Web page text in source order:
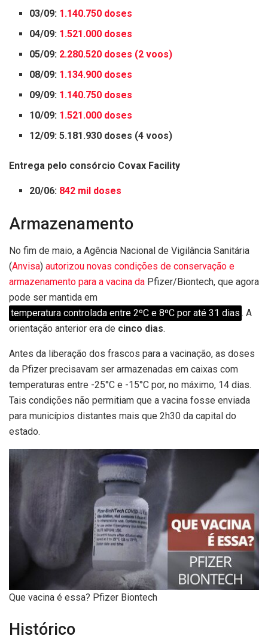
03/09: 1.140.750 doses
04/09: 1.521.000 doses
05/09: 2.280.520 doses (2 voos)
08/09: 1.134.900 doses
09/09: 1.140.750 doses
10/09: 1.521.000 doses
12/09: 5.181.930 doses (4 voos)
Entrega pelo consórcio Covax Facility
20/06: 842 mil doses
Armazenamento
No fim de maio, a Agência Nacional de Vigilância Sanitária
(Anvisa) autorizou novas condições de conservação e
armazenamento para a vacina da Pfizer/Biontech, que agora
pode ser mantida em
temperatura controlada entre 2ºC e 8ºC por até 31 dias . A
orientação anterior era de cinco dias.
Antes da liberação dos frascos para a vacinação, as doses
da Pfizer precisavam ser armazenadas em caixas com
temperaturas entre -25°C e -15°C por, no máximo, 14 dias.
Tais condições não permitiam que a vacina fosse enviada
para municípios distantes mais que 2h30 da capital do
estado.
Que vacina é essa? Pfizer Biontech
Histórico